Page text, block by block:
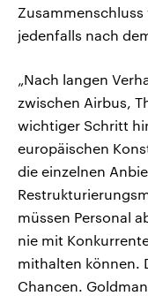
jedenfalls nach
„Nach langen
zwischen Airbus,
wichtiger Schritt
europäischen
die einzelnen
müssen Personal
nie mit
mithalten können.
Chancen.